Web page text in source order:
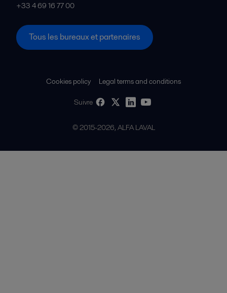
+33 4 69 16 77 00
Tous les bureaux et partenaires
© 2015-2026, ALFA LAVAL
Suivre
Cookies policy Legal terms and conditions